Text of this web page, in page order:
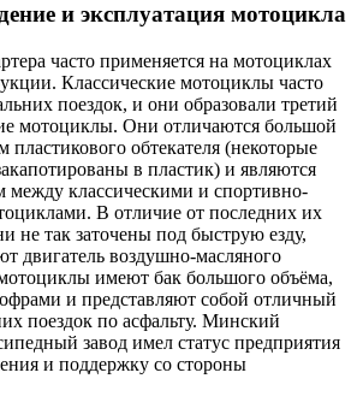
и эксплуатация мотоцикла
часто применяется на мотоциклах
Классические мотоциклы часто
поездок, и они образовали третий
мотоциклы. Они отличаются большой
пластикового обтекателя (некоторые
в пластик) и являются
между классическими и спортивно-
В отличие от последних их
не так заточены под быструю езду,
двигатель воздушно-масляного
имеют бак большого объёма,
и представляют собой отличный
поездок по асфальту. Минский
завод имел статус предприятия
и поддержку со стороны